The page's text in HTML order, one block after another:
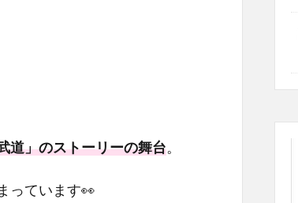
道」のストーリーの舞台。
っています👀